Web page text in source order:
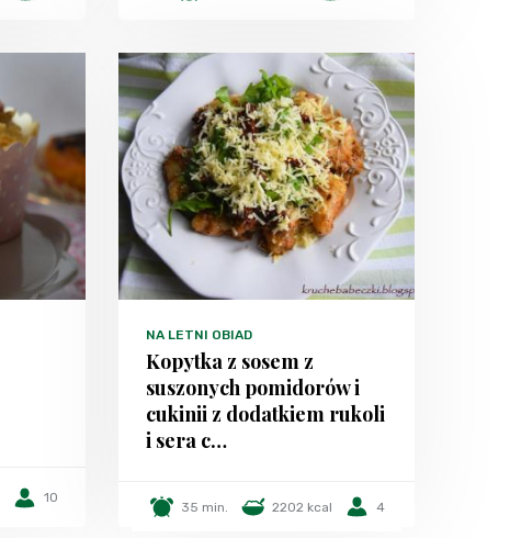
10
NA LETNI OBIAD
Kopytka z sosem z
suszonych pomidorów i
cukinii z dodatkiem rukoli
i sera c…
35 min. 2202 kcal 4